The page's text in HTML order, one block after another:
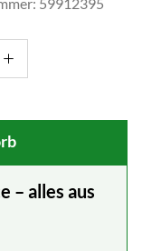
– alles aus